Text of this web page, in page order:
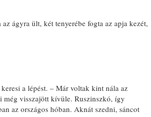
ágyra ült, két tenyerébe fogta az apja kezét,
a lépést. – Már voltak kint nála az
még visszajött kívüle. Ruszinszkó, így
az országos hóban. Aknát szedni, sáncot